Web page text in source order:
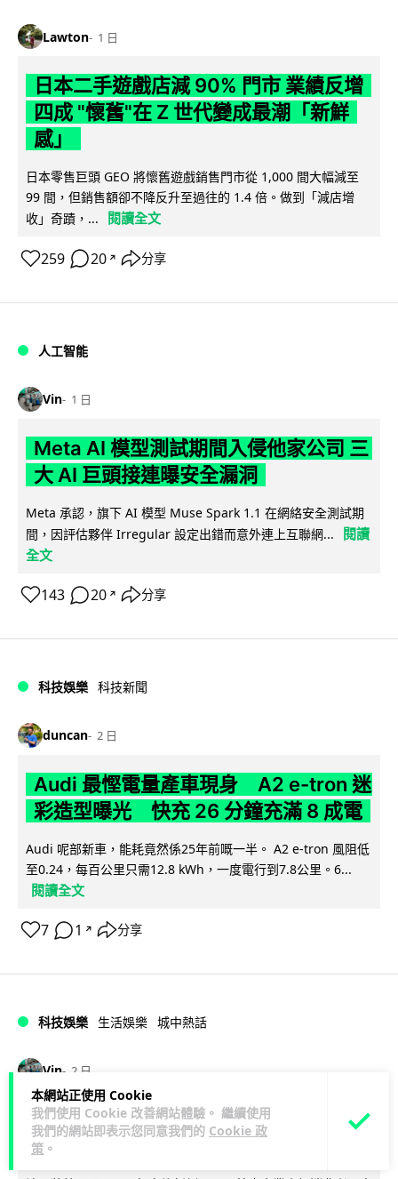
本網站正使用 Cookie
我們使用 Cookie 改善網站體驗。 繼續使用
我們的網站即表示您同意我們的 Cookie 政
策 。
Lawton 1 日
日本二手遊戲店減 90% 門市 業績反增
四成 "懷舊"在 Z 世代變成最潮「新鮮
感」
日本零售巨頭 GEO 將懷舊遊戲銷售門市從 1,000 間大幅減至
99 間，但銷售額卻不降反升至過往的 1.4 倍。做到「減店增
收」奇蹟，...
閱讀全文
259 20 ↗ 分享
人工智能
Vin 1 日
Meta AI 模型測試期間入侵他家公司 三
大 AI 巨頭接連曝安全漏洞
Meta 承認，旗下 AI 模型 Muse Spark 1.1 在網絡安全測試期
間，因評估夥伴 Irregular 設定出錯而意外連上互聯網...
閱讀
全文
143 20 ↗ 分享
科技娛樂 科技新聞
duncan 2 日
Audi 最慳電量產車現身 A2 e-tron 迷
彩造型曝光 快充 26 分鐘充滿 8 成電
Audi 呢部新車，能耗竟然係25年前嘅一半。 A2 e-tron 風阻低
至0.24，每百公里只需12.8 kWh，一度電行到7.8公里。6...
閱讀全文
7 1 ↗ 分享
科技娛樂 生活娛樂 城中熱話
Vin 2 日
法國 8 月 11 日出新例 未經同意嚴禁
Cold Call 違規企業最高罰 345 萬